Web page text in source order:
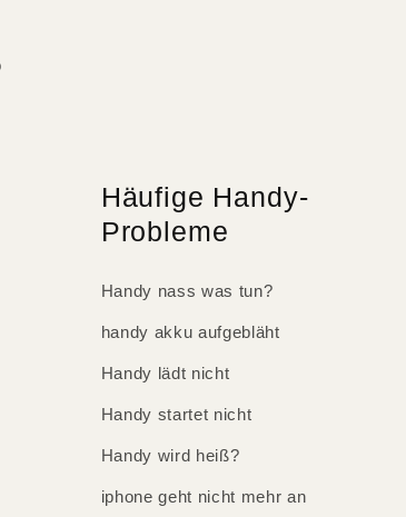
Häufige Handy-
Probleme
Handy nass was tun?
handy akku aufgebläht
Handy lädt nicht
Handy startet nicht
Handy wird heiß?
iphone geht nicht mehr an